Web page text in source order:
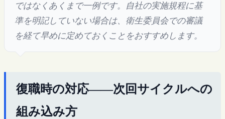
ではなくあくまで一例です。自社の実施規程に基
準を明記していない場合は、衛生委員会での審議
を経て早めに定めておくことをおすすめします。
復職時の対応——次回サイクルへの
組み込み方